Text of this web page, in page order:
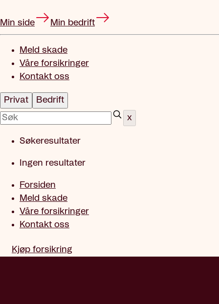
Min side Min bedrift
Meld skade
Våre forsikringer
Kontakt oss
Privat
Bedrift
x
Søkeresultater
Ingen resultater
Forsiden
Meld skade
Våre forsikringer
Kontakt oss
Kjøp forsikring